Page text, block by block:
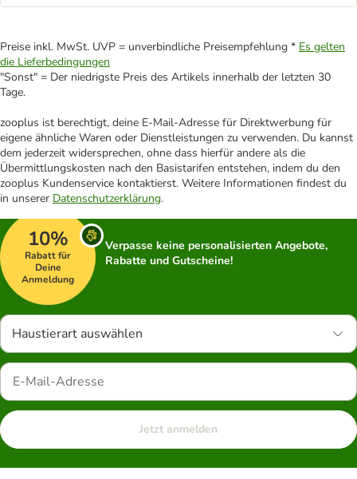
Preise inkl. MwSt. UVP = unverbindliche Preisempfehlung * Es gelten
die Lieferbedingungen
"Sonst" = Der niedrigste Preis des Artikels innerhalb der letzten 30
Tage.
zooplus ist berechtigt, deine E-Mail-Adresse für Direktwerbung für
eigene ähnliche Waren oder Dienstleistungen zu verwenden. Du kannst
dem jederzeit widersprechen, ohne dass hierfür andere als die
Übermittlungskosten nach den Basistarifen entstehen, indem du den
zooplus Kundenservice kontaktierst. Weitere Informationen findest du
in unserer Datenschutzerklärung.
10%
Rabatt für
Deine
Anmeldung
Verpasse keine personalisierten Angebote,
Rabatte und Gutscheine!
Haustierart auswählen
Jetzt anmelden